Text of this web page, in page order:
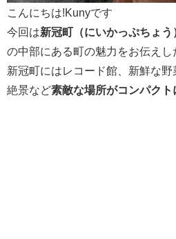
こんにちは!Kunyです
今回は新冠町（にいかっぷちょう
の中部にある町の魅力をお伝えし
新冠町にはレコード館、新鮮な
絶景など素敵な場所がコンパクト